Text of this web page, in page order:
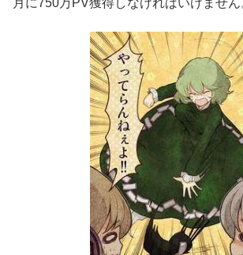
月に750万PV獲得しなければいけません